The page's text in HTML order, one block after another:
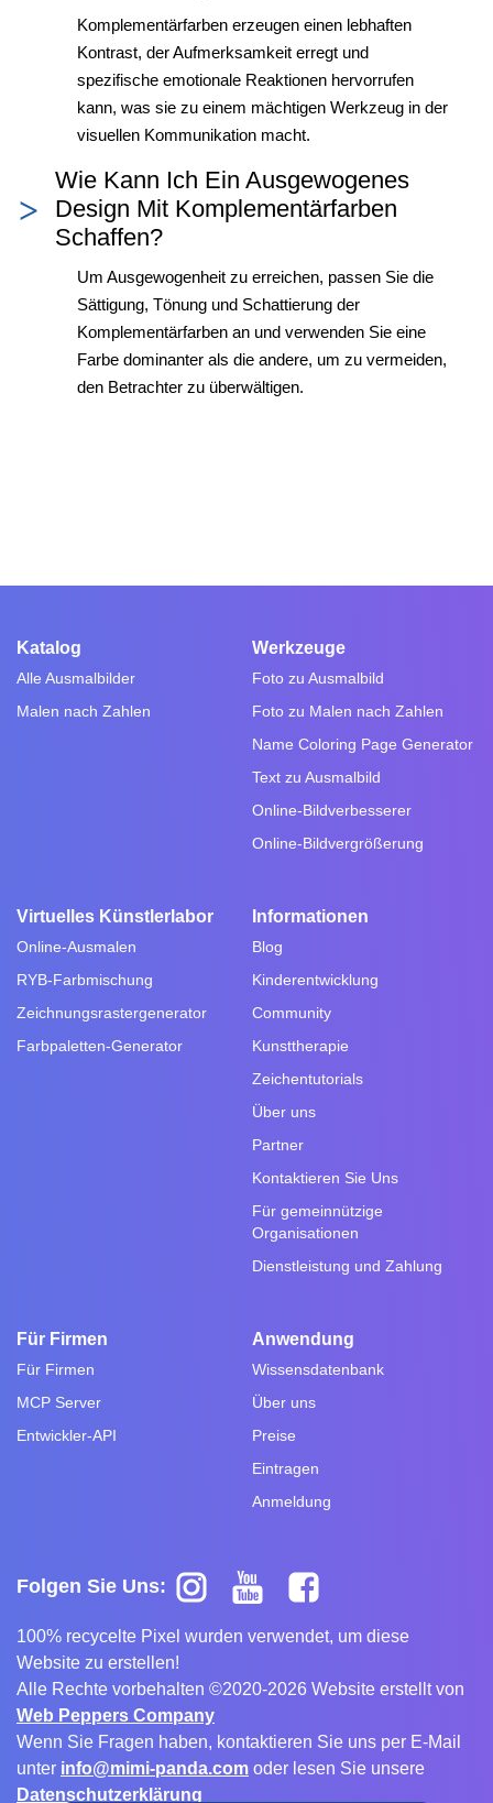
Komplementärfarben erzeugen einen lebhaften
Kontrast, der Aufmerksamkeit erregt und
spezifische emotionale Reaktionen hervorrufen
kann, was sie zu einem mächtigen Werkzeug in der
visuellen Kommunikation macht.
Wie Kann Ich Ein Ausgewogenes
Design Mit Komplementärfarben
Schaffen?
Um Ausgewogenheit zu erreichen, passen Sie die
Sättigung, Tönung und Schattierung der
Komplementärfarben an und verwenden Sie eine
Farbe dominanter als die andere, um zu vermeiden,
den Betrachter zu überwältigen.
Katalog
Alle Ausmalbilder
Malen nach Zahlen
Werkzeuge
Foto zu Ausmalbild
Foto zu Malen nach Zahlen
Name Coloring Page Generator
Text zu Ausmalbild
Online-Bildverbesserer
Online-Bildvergrößerung
Virtuelles Künstlerlabor
Online-Ausmalen
RYB-Farbmischung
Zeichnungsrastergenerator
Farbpaletten-Generator
Informationen
Blog
Kinderentwicklung
Community
Kunsttherapie
Zeichentutorials
Über uns
Partner
Kontaktieren Sie Uns
Für gemeinnützige
Organisationen
Dienstleistung und Zahlung
Für Firmen
Für Firmen
MCP Server
Entwickler-API
Anwendung
Wissensdatenbank
Über uns
Preise
Eintragen
Anmeldung
Folgen Sie Uns:
100% recycelte Pixel wurden verwendet, um diese
Website zu erstellen!
Alle Rechte vorbehalten ©2020-2026 Website erstellt von
Web Peppers Company
Wenn Sie Fragen haben, kontaktieren Sie uns per E-Mail
unter info@mimi-panda.com oder lesen Sie unsere
Datenschutzerklärung